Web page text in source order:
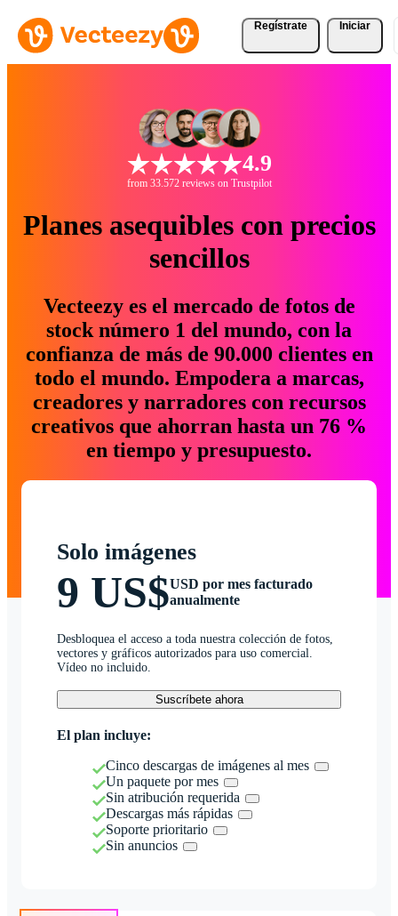
Regístrate Iniciar
4.9
from 33.572 reviews on Trustpilot
Planes asequibles con precios
sencillos
Vecteezy es el mercado de fotos de
stock número 1 del mundo, con la
confianza de más de 90.000 clientes en
todo el mundo. Empodera a marcas,
creadores y narradores con recursos
creativos que ahorran hasta un 76 %
en tiempo y presupuesto.
Solo imágenes
9 US$USD por mes facturado
anualmente
Desbloquea el acceso a toda nuestra colección de fotos,
vectores y gráficos autorizados para uso comercial.
Vídeo no incluido.
Suscríbete ahora
El plan incluye:
Cinco descargas de imágenes al mes
Un paquete por mes
Sin atribución requerida
Descargas más rápidas
Soporte prioritario
Sin anuncios